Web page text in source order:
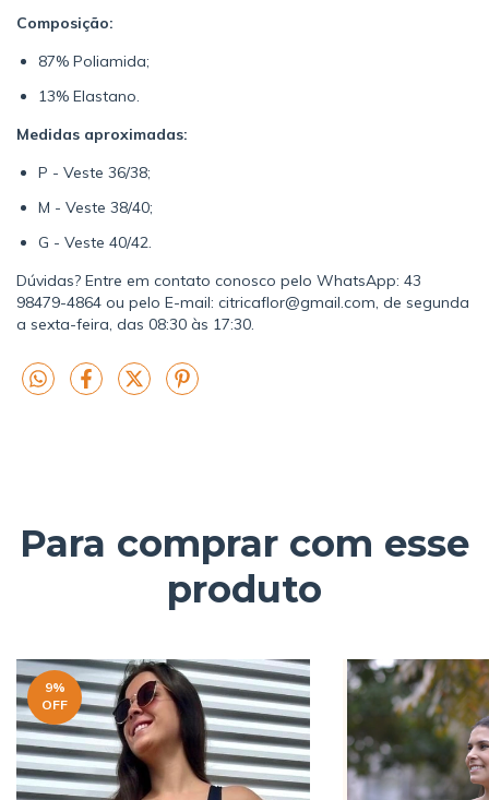
Composição:
87% Poliamida;
13% Elastano.
Medidas aproximadas:
P - Veste 36/38;
M - Veste 38/40;
G - Veste 40/42.
Dúvidas? Entre em contato conosco pelo WhatsApp: 43
98479-4864 ou pelo E-mail: citricaflor@gmail.com, de segunda
a sexta-feira, das 08:30 às 17:30.
Para comprar com esse
produto
9%
OFF